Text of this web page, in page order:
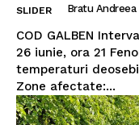
SLIDER Bratu Andreea
COD GALBEN
26 iunie, ora 21
temperaturi
Zone afectate:...